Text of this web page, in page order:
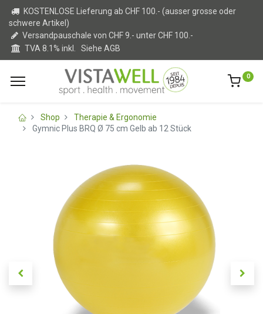
KOSTENLOSE Lieferung ab CHF 100.- (ausser grosse oder
schwere Artikel)
Versandpauschale von CHF 9.- unter CHF 100.-
TVA 8.1% inkl. Siehe AGB
0
Shop
Therapie & Ergonomie
Gymnic Plus BRQ Ø 75 cm Gelb ab 12 Stück